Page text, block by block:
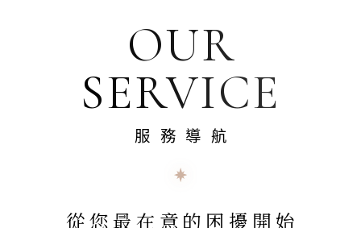
OUR
SERVICE
服務導航
從您最在意的困擾開始